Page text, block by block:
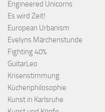
Engineered Unicorns
Es wird Zeit!
European Urbanism
Evelyns Märchenstunde
Fighting 40%
GuitarLeo
Krisenstimmung
Küchenphilosophie
Kunst in Karlsruhe